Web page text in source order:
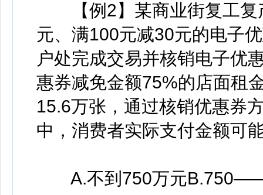
【例2】某商业街复工复
元、满100元减30元的电子
户处完成交易并核销电子优
惠券减免金额75%的店面租
15.6万张，通过核销优惠券
中，消费者实际支付金额可
A.不到750万元